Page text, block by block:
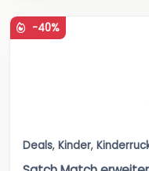
-40%
Deals, Kinder,